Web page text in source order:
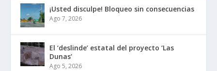
¡Usted disculpe! Bloqueo sin consecuencias
Ago 7, 2026
El ‘deslinde’ estatal del proyecto ‘Las
Dunas’
Ago 5, 2026